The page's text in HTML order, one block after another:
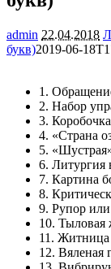
admin 22.04.2018
букв)2019-06-
1.
2. Набор
3.
4. «Страна
5.
6. Литургия
7. Картина
8.
9. Рупор
10. Тыловая
11.
12. Вяленая